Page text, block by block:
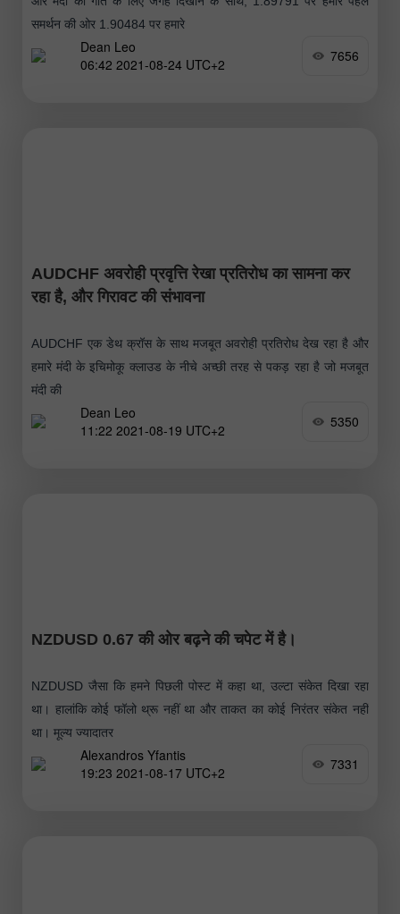
समर्थन की ओर 1.90484 पर हमारे
Dean Leo
06:42 2021-08-24 UTC+2
7656
AUDCHF अवरोही प्रवृत्ति रेखा प्रतिरोध का सामना कर
रहा है, और गिरावट की संभावना
AUDCHF एक डेथ क्रॉस के साथ मजबूत अवरोही प्रतिरोध देख रहा है और
हमारे मंदी के इचिमोकू क्लाउड के नीचे अच्छी तरह से पकड़ रहा है जो मजबूत
मंदी की
Dean Leo
11:22 2021-08-19 UTC+2
5350
NZDUSD 0.67 की ओर बढ़ने की चपेट में है।
NZDUSD जैसा कि हमने पिछली पोस्ट में कहा था, उल्टा संकेत दिखा रहा
था। हालांकि कोई फॉलो थ्रू नहीं था और ताकत का कोई निरंतर संकेत नहीं
था। मूल्य ज्यादातर
Alexandros Yfantis
19:23 2021-08-17 UTC+2
7331